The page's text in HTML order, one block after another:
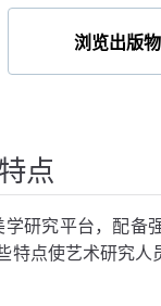
浏览出版物
点
研究平台，配备
特点使艺术研究